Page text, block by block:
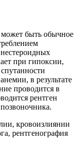
быть обычное
при гипоксии,
в результате
проводится в
рентген
кровоизлиянии
рентгенография